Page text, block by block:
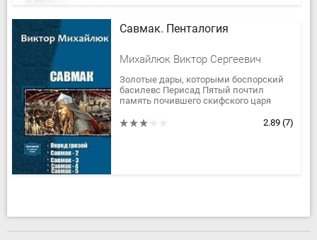
Савмак. Пенталогия
Михайлюк Виктор Сергеевич
Золотые дары, которыми боспорский
басилевс Перисад Пятый почтил
память почившего скифского царя
таинственным образом превратились
2.89 (7)